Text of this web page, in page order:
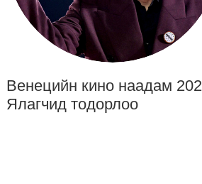
Венецийн кино наадам
Ялагчид тодорлоо